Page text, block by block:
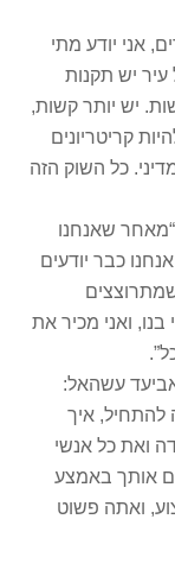
אני יודע מתי
עיר יש תקנות
יש יותר קשות,
קריטריונים
כל השוק הזה
“מאחר שאנחנו
כבר יודעים
שמתרוצצים
ואני מכיר את
אביעד עשהאל:
להתחיל, איך
ואת כל אנשי
אותך באמצע
ואתה פשוט